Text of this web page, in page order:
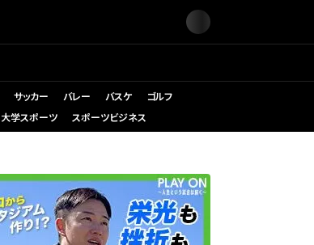
サッカー バレー バスケ
ゴルフ
大学スポーツ スポーツビジネス